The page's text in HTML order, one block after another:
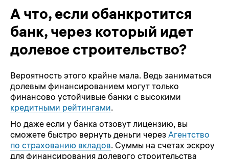
А что, если обанкротится
банк, через который идет
долевое строительство?
Вероятность этого крайне мала. Ведь заниматься
долевым финансированием могут только
финансово устойчивые банки с высокими
кредитными рейтингами.
Но даже если у банка отзовут лицензию, вы
сможете быстро вернуть деньги через Агентство
по страхованию вкладов. Суммы на счетах эскроу
для финансирования долевого строительства